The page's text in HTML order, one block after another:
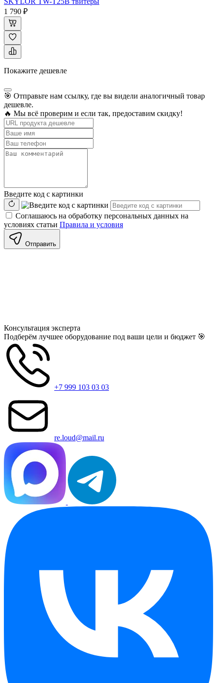
1 790 ₽
Покажите дешевле
🎯 Отправьте нам ссылку, где вы видели аналогичный товар
дешевле.
🔥 Мы всё проверим и если так, предоставим скидку!
Введите код с картинки
Соглашаюсь на обработку персональных данных на
условиях статьи Правила и условия
Отправить
Консультация эксперта
Подберём лучшее оборудование под ваши цели и бюджет 🎯
+7 999 103 03 03
re.loud@mail.ru